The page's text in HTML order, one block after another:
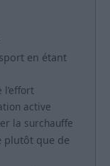
en étant
active
la surchauffe
plutôt que de